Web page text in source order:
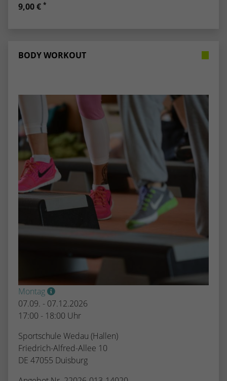
9,00 € *
BODY WORKOUT
Montag
07.09. - 07.12.2026
17:00 - 18:00 Uhr
Sportschule Wedau (Hallen)
Friedrich-Alfred-Allee 10
DE 47055 Duisburg